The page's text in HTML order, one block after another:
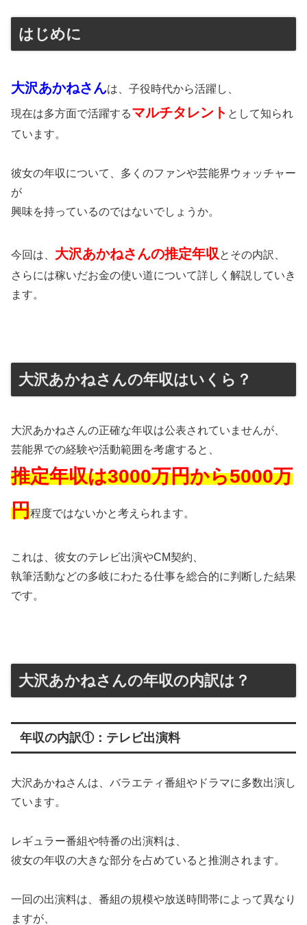
はじめに
大沢あかねさんは、子役時代から活躍し、
現在は多方面で活躍するマルチタレント として知られ
ています。
彼女の年収について、多くのファンや芸能界ウォッチャー
が
興味を持っているのではないでしょうか。
今回は、 大沢あかねさんの推定年収 とその内訳、
さらには稼いだお金の使い道について詳しく解説していき
ます。
大沢あかねさんの年収はいくら？
大沢あかねさんの正確な年収は公表されていませんが、
芸能界での経験や活動範囲を考慮すると、
推定年収は3000万円から5000万
円程度ではないかと考えられます。
これは、彼女のテレビ出演やCM契約、
執筆活動などの多岐にわたる仕事を総合的に判断した結果
です。
大沢あかねさんの年収の内訳は？
年収の内訳①：テレビ出演料
大沢あかねさんは、バラエティ番組やドラマに多数出演し
ています。
レギュラー番組や特番の出演料は、
彼女の年収の大きな部分を占めていると推測されます。
一回の出演料は、番組の規模や放送時間帯によって異なり
ますが、